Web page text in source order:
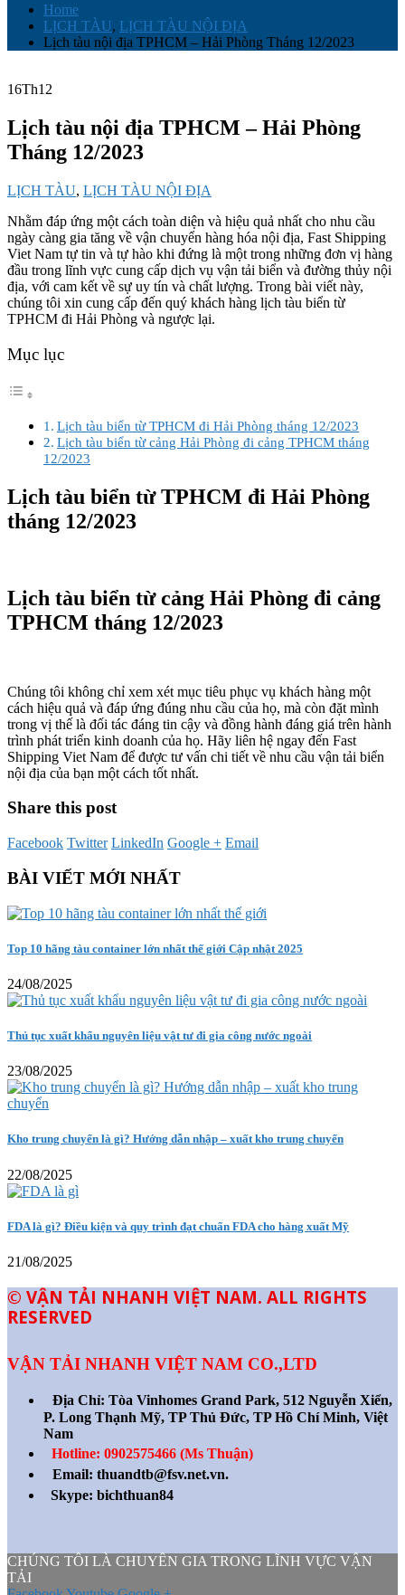
Home
LỊCH TÀU, LỊCH TÀU NỘI ĐỊA
Lịch tàu nội địa TPHCM – Hải Phòng Tháng 12/2023
16Th12
Lịch tàu nội địa TPHCM – Hải Phòng
Tháng 12/2023
LỊCH TÀU, LỊCH TÀU NỘI ĐỊA
Nhằm đáp ứng một cách toàn diện và hiệu quả nhất cho nhu cầu
ngày càng gia tăng về vận chuyển hàng hóa nội địa, Fast Shipping
Viet Nam tự tin và tự hào khi đứng là một trong những đơn vị hàng
đầu trong lĩnh vực cung cấp dịch vụ vận tải biển và đường thủy nội
địa, với cam kết về sự uy tín và chất lượng. Trong bài viết này,
chúng tôi xin cung cấp đến quý khách hàng lịch tàu biển từ
TPHCM đi Hải Phòng và ngược lại.
Mục lục
Lịch tàu biển từ TPHCM đi Hải Phòng tháng 12/2023
Lịch tàu biển từ cảng Hải Phòng đi cảng TPHCM tháng
12/2023
Lịch tàu biển từ TPHCM đi Hải Phòng
tháng 12/2023
Lịch tàu biển từ cảng Hải Phòng đi cảng
TPHCM tháng 12/2023
Chúng tôi không chỉ xem xét mục tiêu phục vụ khách hàng một
cách hiệu quả và đáp ứng đúng nhu cầu của họ, mà còn đặt mình
trong vị thế là đối tác đáng tin cậy và đồng hành đáng giá trên hành
trình phát triển kinh doanh của họ. Hãy liên hệ ngay đến Fast
Shipping Viet Nam để được tư vấn chi tiết về nhu cầu vận tải biển
nội địa của bạn một cách tốt nhất.
Share this post
Facebook Twitter LinkedIn Google + Email
BÀI VIẾT MỚI NHẤT
Top 10 hãng tàu container lớn nhất thế giới Cập nhật 2025
24/08/2025
Thủ tục xuất khẩu nguyên liệu vật tư đi gia công nước ngoài
23/08/2025
Kho trung chuyển là gì? Hướng dẫn nhập – xuất kho trung chuyển
22/08/2025
FDA là gì? Điều kiện và quy trình đạt chuẩn FDA cho hàng xuất Mỹ
21/08/2025
© VẬN TẢI NHANH VIỆT NAM. ALL RIGHTS
RESERVED
VẬN TẢI NHANH VIỆT NAM CO.,LTD
Địa Chỉ: Tòa Vinhomes Grand Park, 512 Nguyễn Xiển,
P. Long Thạnh Mỹ, TP Thủ Đức, TP Hồ Chí Minh, Việt
Nam
Hotline: 0902575466 (Ms Thuận)
Email: thuandtb@fsv.net.vn.
Skype: bichthuan84
CHÚNG TÔI LÀ CHUYÊN GIA TRONG LĨNH VỰC VẬN
TẢI